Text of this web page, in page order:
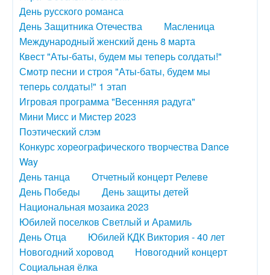
День русского романса
День Защитника Отечества
Масленица
Международный женский день 8 марта
Квест "Аты-баты, будем мы теперь солдаты!"
Смотр песни и строя "Аты-баты, будем мы
теперь солдаты!" 1 этап
Игровая программа "Весенняя радуга"
Мини Мисс и Мистер 2023
Поэтический слэм
Конкурс хореографического творчества Dance
Way
День танца
Отчетный концерт Релеве
День Победы
День защиты детей
Национальная мозаика 2023
Юбилей поселков Светлый и Арамиль
День Отца
Юбилей КДК Виктория - 40 лет
Новогодний хоровод
Новогодний концерт
Социальная ёлка